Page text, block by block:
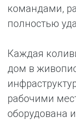
командами,
полностью
Каждая
дом в
рабочими
оборудована